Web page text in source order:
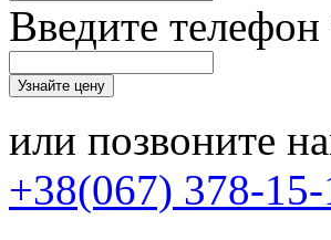
Введите
или позвоните
+38(067) 378-15-